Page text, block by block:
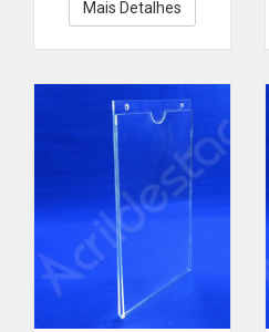
Mais Detalhes